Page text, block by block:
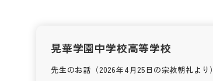
晃華学園中学校高等学校
先生のお話（2026年4月25日の宗教朝礼より）